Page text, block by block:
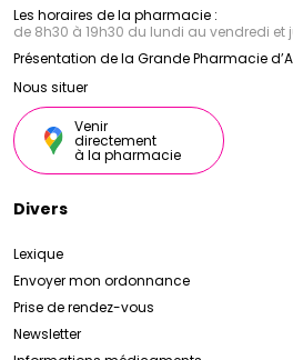
Les horaires de la pharmacie :
de 8h30 à 19h30 du lundi au vendredi et
Présentation de la Grande Pharmacie
Nous situer
Venir
directement
à la pharmacie
Divers
Lexique
Envoyer mon ordonnance
Prise de rendez-vous
Newsletter